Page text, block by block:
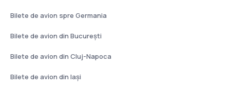
Bilete de avion spre Germania
Bilete de avion din București
Bilete de avion din Cluj-Napoca
Bilete de avion din Iași